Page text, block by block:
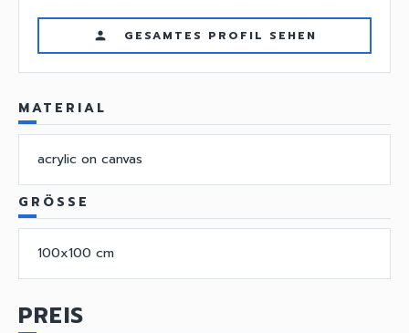
person GESAMTES PROFIL SEHEN
MATERIAL
acrylic on canvas
GRÖSSE
100x100 cm
PREIS